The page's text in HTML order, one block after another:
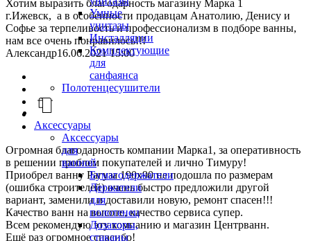
Умные
унитазы
Инсталляции
Комплектующие
для
санфаянса
Полотенцесушители
Аксессуары
Аксессуары
для
ванной
Бумагодержатели
Держатели
для
полотенец
Дозаторы,
стаканы
Хотим выразить благодарность магазину Марка 1
г.Ижевск, а в особенности продавцам Анатолию, Денису и
Софье за терпеливость и профессионализм в подборе ванны,
нам все очень понравилось!!!
Александр16.06.2021 15:00
Огромная благодарность компании Марка1, за оперативность
в решении проблем покупателей и лично Тимуру!
Приобрел ванну Рагуза 190х90 не подошла по размерам
(ошибка строителей) очень быстро предложили другой
вариант, заменили и доставили новую, ремонт спасен!!!
Качество ванн на высоте, качество сервиса супер.
Всем рекомендую эту компанию и магазин Центрванн.
Ещё раз огромное спасибо!